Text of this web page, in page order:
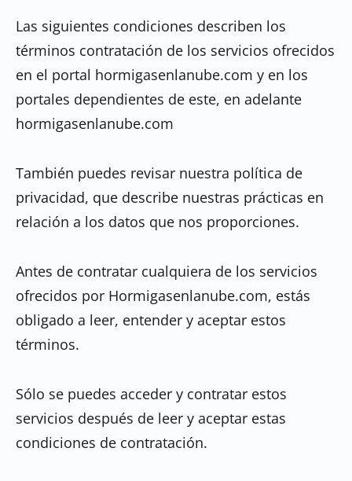
Las siguientes condiciones describen los
términos contratación de los servicios ofrecidos
en el portal hormigasenlanube.com y en los
portales dependientes de este, en adelante
hormigasenlanube.com
También puedes revisar nuestra política de
privacidad, que describe nuestras prácticas en
relación a los datos que nos proporciones.
Antes de contratar cualquiera de los servicios
ofrecidos por Hormigasenlanube.com, estás
obligado a leer, entender y aceptar estos
términos.
Sólo se puedes acceder y contratar estos
servicios después de leer y aceptar estas
condiciones de contratación.